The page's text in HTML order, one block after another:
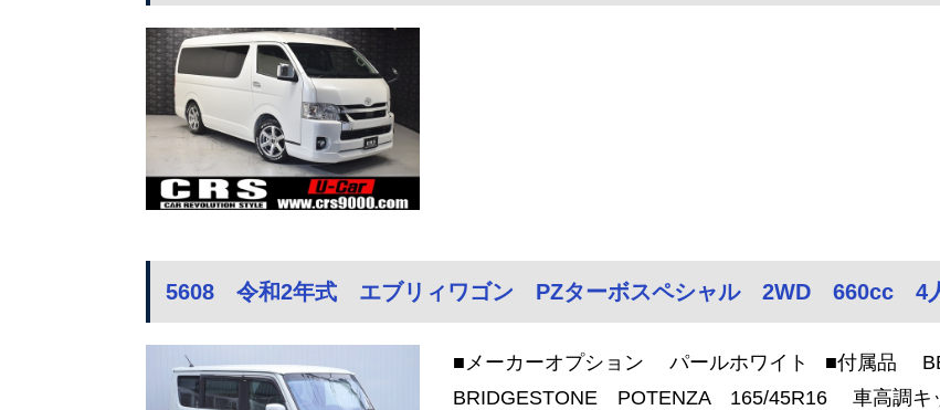
5608 令和2年式 エブリィワゴン PZターボスペシャル 2WD 660cc 4
■メーカーオプション パールホワイト ■付属品
BRIDGESTONE POTENZA 165/45R16 車高調